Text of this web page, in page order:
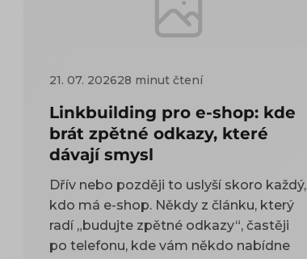
21. 07. 202628 minut čtení
Linkbuilding pro e-shop: kde
brát zpětné odkazy, které
dávají smysl
Dřív nebo později to uslyší skoro každý,
kdo má e-shop. Někdy z článku, který
radí „budujte zpětné odkazy“, častěji
po telefonu, kde vám někdo nabídne